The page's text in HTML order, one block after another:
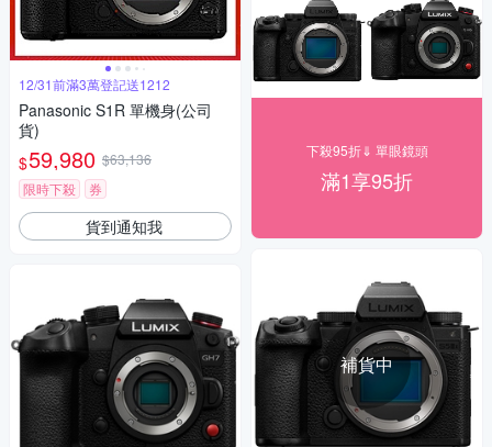
12/31前滿3萬登記送1212
Panasonic S1R 單機身(公司
貨)
$59,980 $63,136
限時下殺
券
貨到通知我
下殺95折⇓ 單眼鏡頭
滿1享95折
補貨中